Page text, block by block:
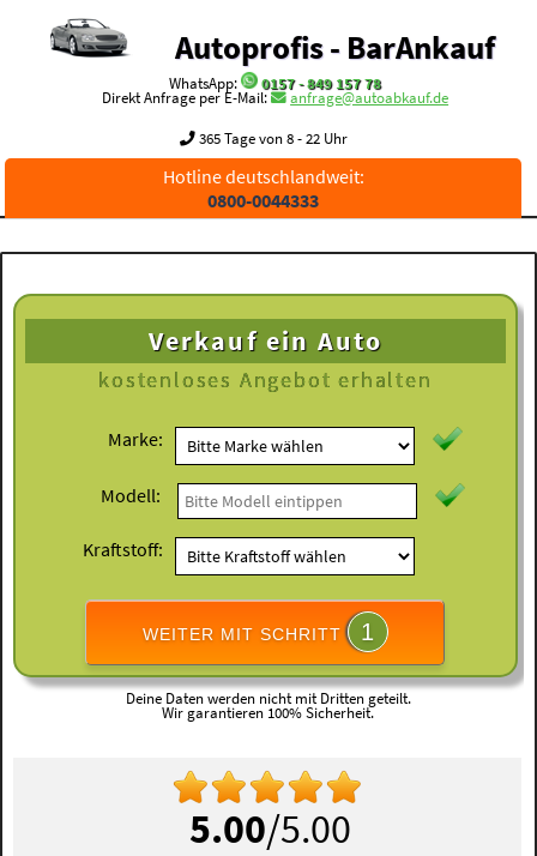
Autoprofis - BarAnkauf
WhatsApp:
0157 - 849 157 78
Direkt Anfrage per E-Mail:
anfrage@autoabkauf.de
365 Tage von 8 - 22 Uhr
Hotline deutschlandweit:
0800-0044333
Verkauf ein Auto
kostenloses Angebot erhalten
Marke:
Modell:
Kraftstoff:
WEITER MIT SCHRITT 1
Deine Daten werden nicht mit Dritten geteilt.
Wir garantieren 100% Sicherheit.
5.00/5.00